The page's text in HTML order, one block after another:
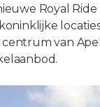
Royal
van